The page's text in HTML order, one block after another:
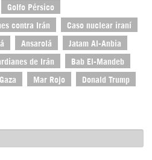
Golfo Pérsico
contra Irán Caso nuclear iraní
Ansarolá Jatam Al-Anbia
de Irán Bab El-Mandeb
Mar Rojo Donald Trump